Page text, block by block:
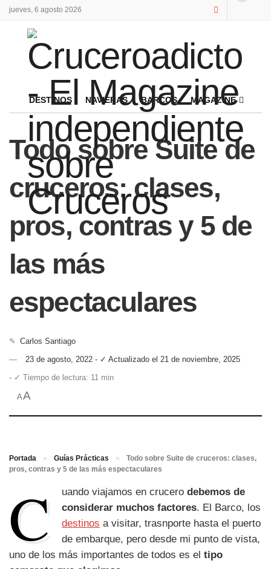
jueves, 6 agosto 2026
DESTINOS NAVIERAS BARCOS MAGAZINE
Todo sobre Suite de
cruceros: clases,
pros, contras y 5 de
las más
espectaculares
✎ Carlos Santiago
23 de agosto, 2022 - ✓ Actualizado el 21 de noviembre, 2025
- ✓ Tiempo de lectura: 11 min
AA
Portada » Guías Prácticas »
Todo sobre Suite de cruceros: clases,
pros, contras y 5 de las más espectaculares
C uando viajamos en crucerodebemos de
considerar muchos factores. El Barco, los
destinos a visitar, trasnporte hasta el puerto
de embarque, pero desde mi punto de vista,
uno de los más importantes de todos es el tipo